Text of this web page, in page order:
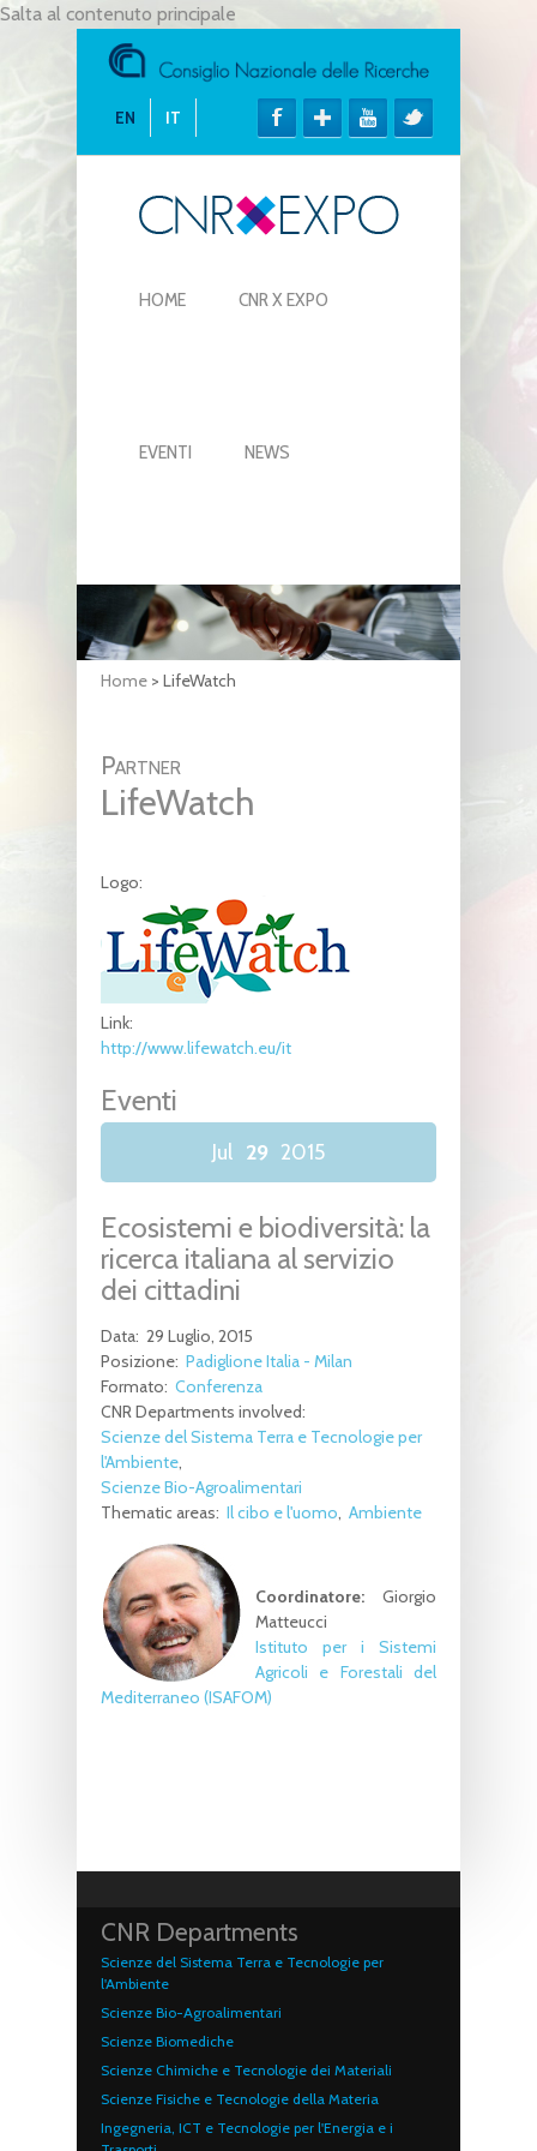
Salta al contenuto principale
EN IT
HOME CNR X EXPO
EVENTI NEWS
Home > LifeWatch
Partner
LifeWatch
Logo:
Link:
http://www.lifewatch.eu/it
Eventi
Jul 29 2015
Ecosistemi e biodiversità: la
ricerca italiana al servizio
dei cittadini
Data: 29 Luglio, 2015
Posizione: Padiglione Italia - Milan
Formato: Conferenza
CNR Departments involved:
Scienze del Sistema Terra e Tecnologie per
l'Ambiente
Scienze Bio-Agroalimentari
Thematic areas: Il cibo e l'uomo Ambiente
Coordinatore: Giorgio
Matteucci
Istituto per i Sistemi
Agricoli e Forestali del
Mediterraneo (ISAFOM)
CNR Departments
Scienze del Sistema Terra e Tecnologie per
l'Ambiente
Scienze Bio-Agroalimentari
Scienze Biomediche
Scienze Chimiche e Tecnologie dei Materiali
Scienze Fisiche e Tecnologie della Materia
Ingegneria, ICT e Tecnologie per l'Energia e i